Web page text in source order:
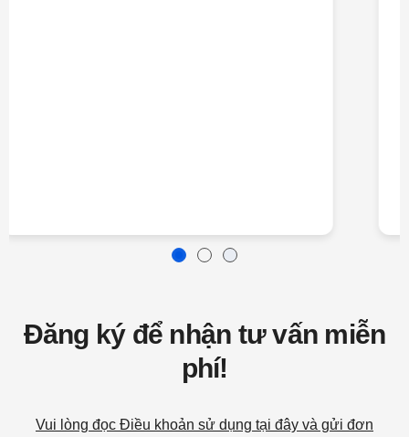
Đăng ký để nhận tư vấn miễn
phí!
Vui lòng đọc Điều khoản sử dụng tại đây và gửi đơn